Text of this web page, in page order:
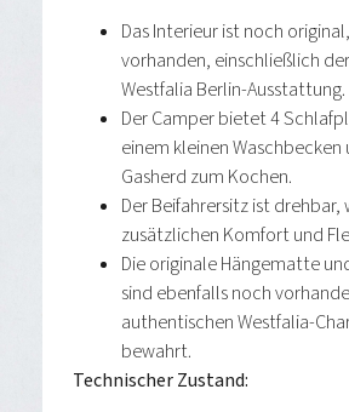
Das Interieur ist noch
vorhanden, einschließlich
Westfalia Berlin-Ausstattung.
Der Camper bietet 4
einem kleinen Waschbecken
Gasherd zum Kochen.
Der Beifahrersitz ist drehbar,
zusätzlichen Komfort und
Die originale Hängematte
sind ebenfalls noch
authentischen Westfalia-
bewahrt.
Technischer Zustand: